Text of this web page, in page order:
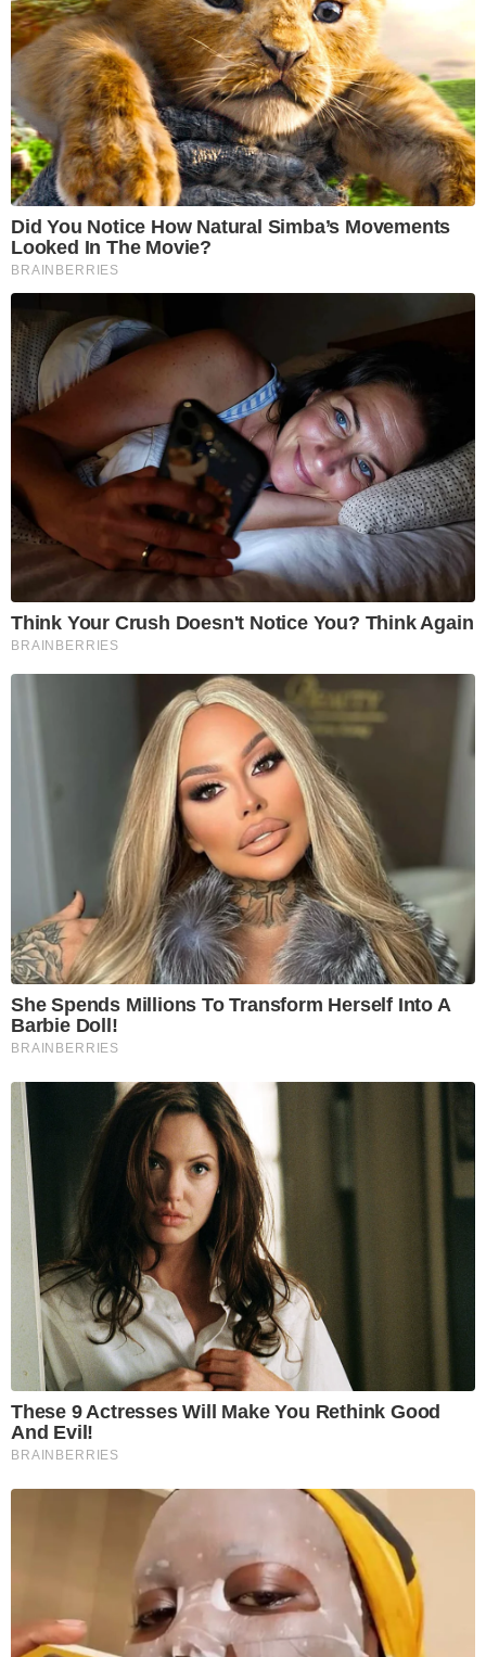
Did You Notice How Natural Simba’s Movements
Looked In The Movie?
BRAINBERRIES
Think Your Crush Doesn't Notice You? Think Again
BRAINBERRIES
She Spends Millions To Transform Herself Into A
Barbie Doll!
BRAINBERRIES
These 9 Actresses Will Make You Rethink Good
And Evil!
BRAINBERRIES